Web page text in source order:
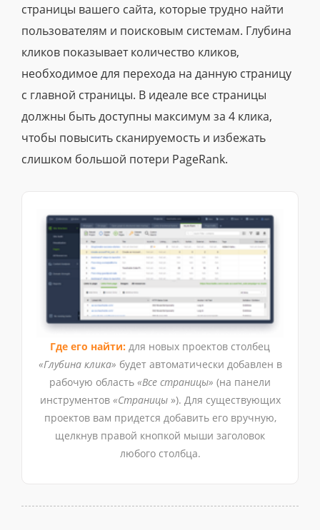
страницы вашего сайта, которые трудно найти
пользователям и поисковым системам. Глубина
кликов показывает количество кликов,
необходимое для перехода на данную страницу
с главной страницы. В идеале все страницы
должны быть доступны максимум за 4 клика,
чтобы повысить сканируемость и избежать
слишком большой потери PageRank.
Где его найти: для новых проектов столбец
«Глубина клика» будет автоматически добавлен в
рабочую область «Все страницы» (на панели
инструментов «Страницы»). Для существующих
проектов вам придется добавить его вручную,
щелкнув правой кнопкой мыши заголовок
любого столбца.